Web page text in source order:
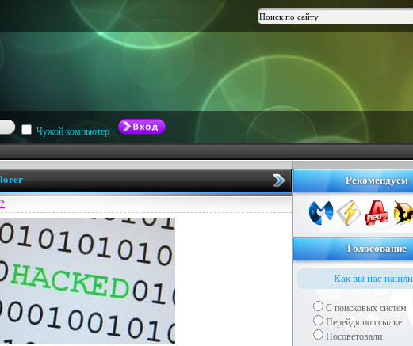
Чужой компьютер
Рекомендуем
Голосование
Как вы нас
С поисковых систем
Перейдя по ссылке
Посоветовали